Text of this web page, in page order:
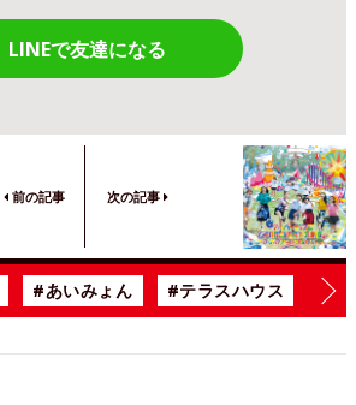
LINEで友達になる
前の記事 次の記事
#あいみょん #テラスハウス #漫